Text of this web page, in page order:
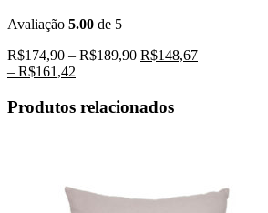
Avaliação 5.00 de 5
R$174,90–R$189,90 R$148,67
– R$161,42
Produtos relacionados